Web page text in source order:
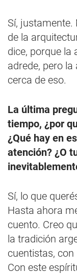
Sí, justamente.
de la
dice, porque la
adrede, pero
cerca de eso.
La última
tiempo, ¿por
¿Qué hay en
atención? ¿O
Sí, lo que
Hasta ahora
cuento. Creo
la tradición
cuentistas,
Con este